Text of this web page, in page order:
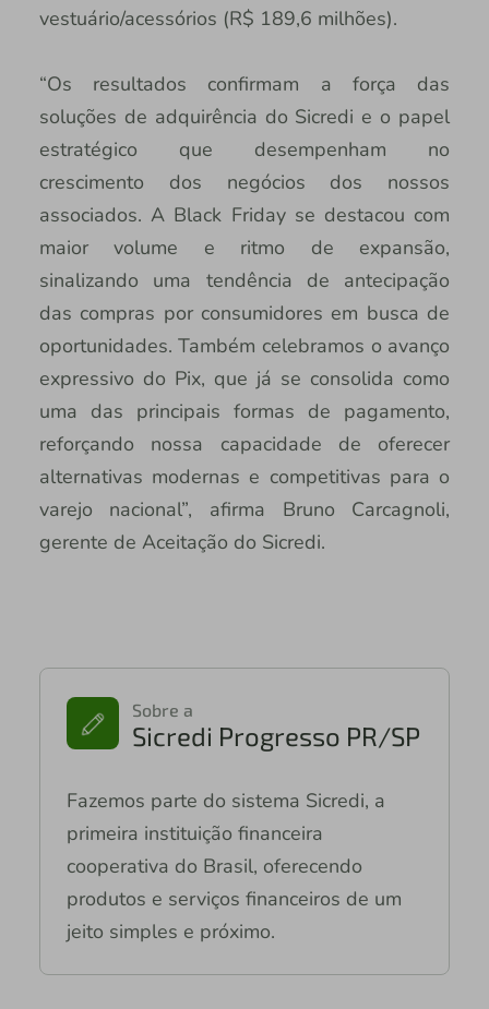
vestuário/acessórios (R$ 189,6 milhões).
“Os resultados confirmam a força das
soluções de adquirência do Sicredi e o papel
estratégico que desempenham no
crescimento dos negócios dos nossos
associados. A Black Friday se destacou com
maior volume e ritmo de expansão,
sinalizando uma tendência de antecipação
das compras por consumidores em busca de
oportunidades. Também celebramos o avanço
expressivo do Pix, que já se consolida como
uma das principais formas de pagamento,
reforçando nossa capacidade de oferecer
alternativas modernas e competitivas para o
varejo nacional”, afirma Bruno Carcagnoli,
gerente de Aceitação do Sicredi.
Sobre a
Sicredi Progresso PR/SP
Fazemos parte do sistema Sicredi, a
primeira instituição financeira
cooperativa do Brasil, oferecendo
produtos e serviços financeiros de um
jeito simples e próximo.